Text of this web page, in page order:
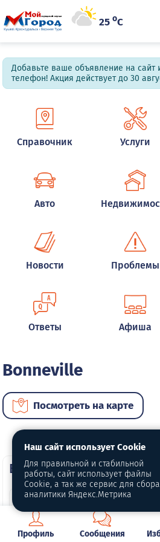
25oC
Добавьте ваше объявление на сайт
телефон! Акция действует до 30
Справочник Услуги
Авто
Новости Проблемы
Ответы Афиша
Bonneville
Посмотреть на карте
ВИП автомобили
Профиль Сообщения
Наш сайт использует Cookie
Для правильной и стабильной
работы, сайт использует файлы
Cookie, а так же сервис для сбора
аналитики Яндекс.Метрика